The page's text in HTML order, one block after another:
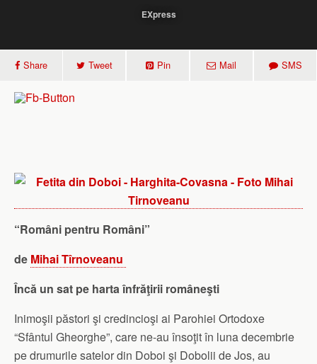
EXpress
Share Tweet Pin Mail SMS
“Români pentru Români”
de Mihai Tîrnoveanu
Încă un sat pe harta înfrăţirii româneşti
Inimoşii păstori şi credincioşi ai Parohiei Ortodoxe
“Sfântul Gheorghe”, care ne-au însoţit în luna decembrie
pe drumurile satelor din Doboi şi Dobolii de Jos, au